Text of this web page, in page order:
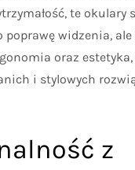
te okulary
widzenia,
oraz
i stylowych
z